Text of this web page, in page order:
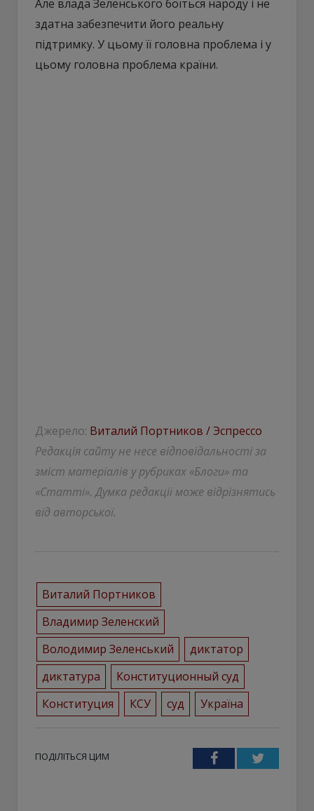
Але влада Зеленського боїться народу і не
здатна забезпечити його реальну
підтримку. У цьому її головна проблема і у
цьому головна проблема країни.
Джерело: Виталий Портников / Эспрессо
Редакція сайту не несе відповідальності за
зміст матеріалів у рубриках «Блоги» та
«Статті». Думка редакції може відрізнятись
від авторської.
Виталий Портников
Владимир Зеленский
Володимир Зеленський
диктатор
диктатура
Конституционный суд
Конституция
КСУ суд Україна
ПОДІЛІТЬСЯ ЦИМ FacebookTwitter